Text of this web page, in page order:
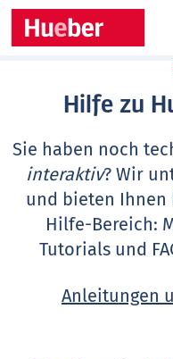
Hilfe zu
Sie haben noch
interaktiv? Wir
und bieten
Hilfe-Bereich:
Tutorials und
Anleitungen